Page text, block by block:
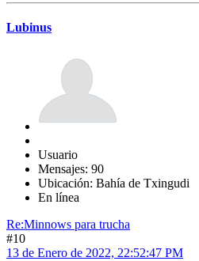
Lubinus
Usuario
Mensajes: 90
Ubicación: Bahía de Txingudi
En línea
Re:Minnows para trucha
#10
13 de Enero de 2022, 22:52:47 PM